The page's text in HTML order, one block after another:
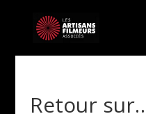
Retour